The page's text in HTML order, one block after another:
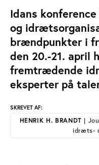
Idans
og
brændpunkter i
den 20.-21. april
fremtrædende
eksperter på
SKREVET AF:
HENRIK H. BRANDT |
idræts-